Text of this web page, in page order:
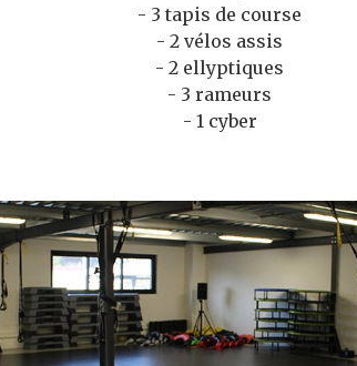
- 3 tapis de course
- 2 vélos assis
- 2 ellyptiques
- 3 rameurs
- 1 cyber